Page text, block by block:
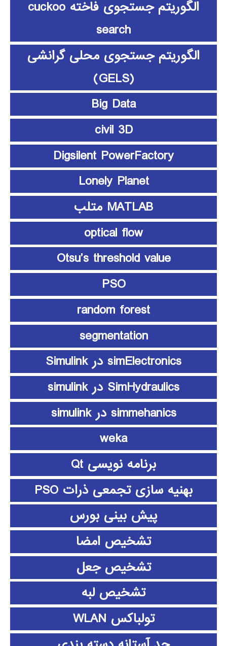
الگوریتم جستجوی فاخته cuckoo
search
الگوریتم جستجوی محلی گرانشی
(GELS)
Big Data
civil 3D
Digsilent PowerFactory
Lonely Planet
MATLAB متلب
optical flow
Otsu’s threshold value
PSO
random forest
segmentation
simElectronics در Simulink
SimHydraulics در simulink
simmehanics در simulink
weka
برنامه نویسی Qt
بهنیه سازی تجمعی ذرات PSO
پیش بینی بورس
تشخیص امضا
تشخیص جعل
تشخیص لبه
تولباکس WLAN